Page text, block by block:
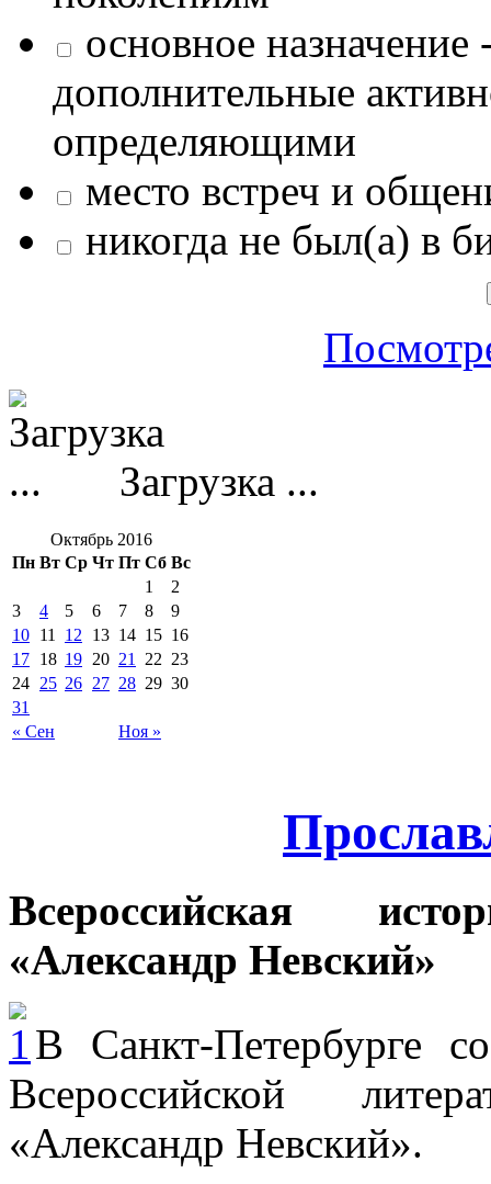
основное назначение
дополнительные
определяющими
место встреч и
никогда не был(а) в
Загрузка ...
Октябрь 2016
Пн Вт Ср Чт Пт Сб Вс
« Сен Ноя »
1
2
3
4 5 6 7 8
9
10 11 12 13 14 15 16
17 18 19 20 21 22 23
24 25 26 27 28 29 30
31
Всероссийская
«Александр Невский»
В Санкт-Петербурге
Всероссийской
«Александр Невский».